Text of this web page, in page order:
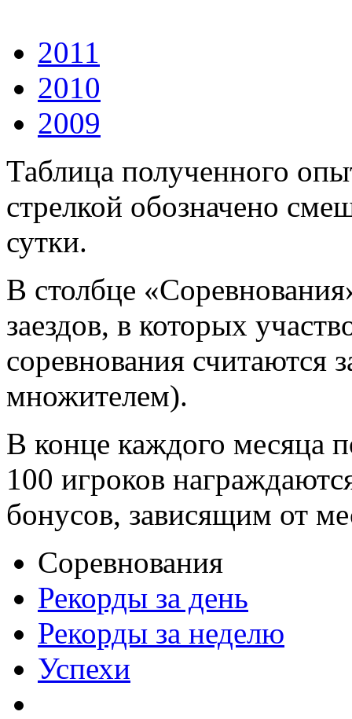
2011
2010
2009
Таблица полученного
стрелкой обозначено
сутки.
В столбце
заездов, в которых
соревнования считаются
множителем).
В конце каждого месяца
100 игроков
бонусов, зависящим от
Соревнования
Рекорды за день
Рекорды за неделю
Успехи